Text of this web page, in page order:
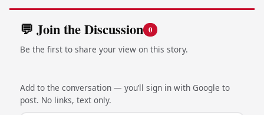
💬 Join the Discussion 0
Be the first to share your view on this story.
Add to the conversation — you’ll sign in with Google to
post. No links, text only.